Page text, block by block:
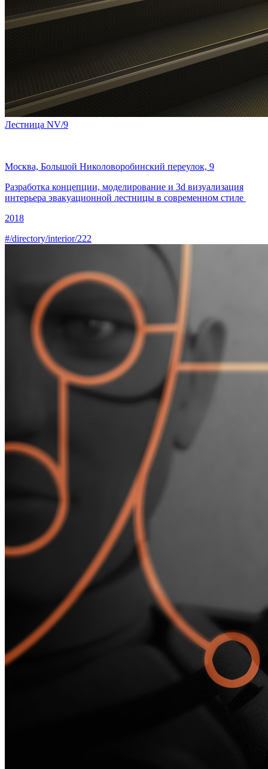
Лестница NV/9
Москва, Большой Николоворобинский переулок, 9
Разработка концепции, моделирование и 3d визуализация
интерьера эвакуационной лестницы в современном стиле
2018
#/directory/interior/222